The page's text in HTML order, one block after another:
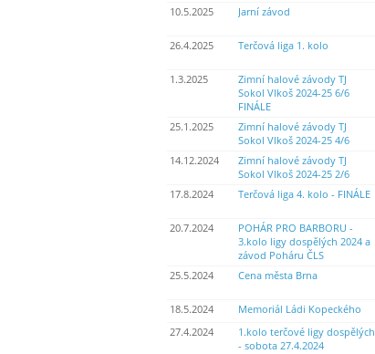
10.5.2025
Jarní závod
26.4.2025
Terčová liga 1. kolo
1.3.2025
Zimní halové závody TJ
Sokol Vlkoš 2024-25 6/6
FINÁLE
25.1.2025
Zimní halové závody TJ
Sokol Vlkoš 2024-25 4/6
14.12.2024
Zimní halové závody TJ
Sokol Vlkoš 2024-25 2/6
17.8.2024
Terčová liga 4. kolo - FINÁLE
20.7.2024
POHÁR PRO BARBORU -
3.kolo ligy dospělých 2024 a
závod Poháru ČLS
25.5.2024 Cena města Brna
18.5.2024
Memoriál Ládi Kopeckého
27.4.2024
1.kolo terčové ligy dospělých
- sobota 27.4.2024